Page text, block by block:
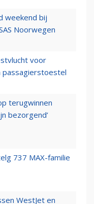
weekend bij
Noorwegen
voor
passagierstoestel
terugwinnen
bezorgend’
737 MAX-familie
WestJet en